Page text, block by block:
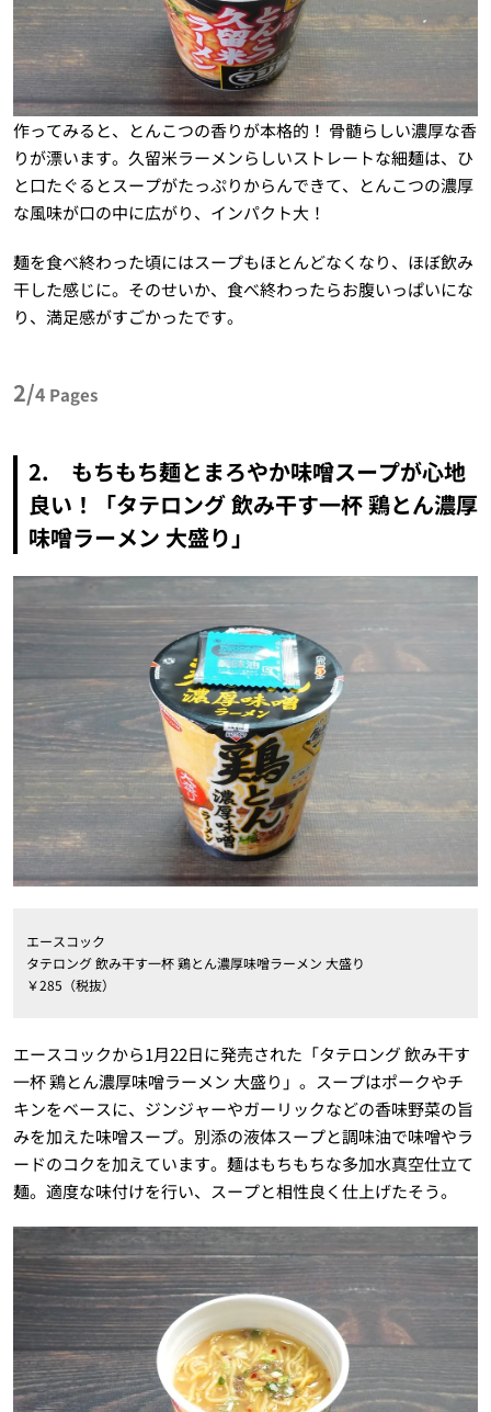
作ってみると、とんこつの香りが本格的！ 骨髄らしい濃厚な香
りが漂います。久留米ラーメンらしいストレートな細麺は、ひ
と口たぐるとスープがたっぷりからんできて、とんこつの濃厚
な風味が口の中に広がり、インパクト大！
麺を食べ終わった頃にはスープもほとんどなくなり、ほぼ飲み
干した感じに。そのせいか、食べ終わったらお腹いっぱいにな
り、満足感がすごかったです。
2/4 Pages
2. もちもち麺とまろやか味噌スープが心地
良い！「タテロング 飲み干す一杯 鶏とん濃厚
味噌ラーメン 大盛り」
エースコック
タテロング 飲み干す一杯 鶏とん濃厚味噌ラーメン 大盛り
￥285（税抜）
エースコックから1月22日に発売された「タテロング 飲み干す
一杯 鶏とん濃厚味噌ラーメン 大盛り」。スープはポークやチ
キンをベースに、ジンジャーやガーリックなどの香味野菜の旨
みを加えた味噌スープ。別添の液体スープと調味油で味噌やラ
ードのコクを加えています。麺はもちもちな多加水真空仕立て
麺。適度な味付けを行い、スープと相性良く仕上げたそう。